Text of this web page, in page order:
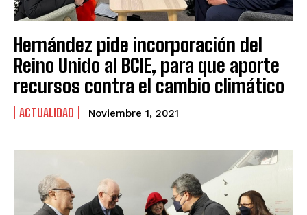
Hernández pide incorporación del
Reino Unido al BCIE, para que aporte
recursos contra el cambio climático
ACTUALIDAD Noviembre 1, 2021